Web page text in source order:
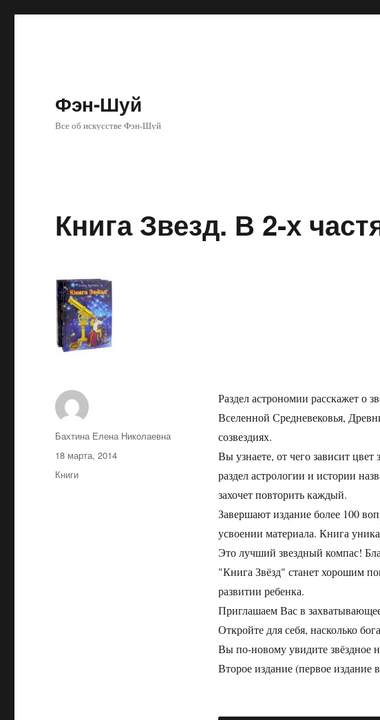
Фэн-Шуй
Все об искусстве Фэн-Шуй
Книга Звезд. В 2-х
Раздел астрономии расскажет о
Вселенной Средневековья,
созвездиях.
Вы узнаете, от чего зависит
раздел астрологии и истории
захочет повторить каждый.
Завершают издание более 100
усвоении материала. Книга
Это лучший звездный компас!
"Книга Звёзд" станет хорошим
развитии ребенка.
Приглашаем Вас в
Откройте для себя, насколько
Вы по-новому увидите звёздное
Второе издание (первое издание
Автор
Бахтина Елена Николаевна
Опубликовано
18 марта, 2014
Рубрики
Книги